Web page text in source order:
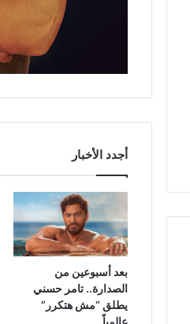
أجدد الأخبار
بعد أسبوعين من
الصدارة.. تامر حسني
يطلق “مش هتكرر”
عالمياً